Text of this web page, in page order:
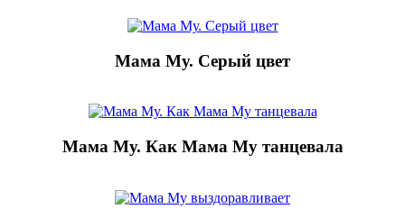
Мама Му. Серый цвет
Мама Му. Как Мама Му танцевала